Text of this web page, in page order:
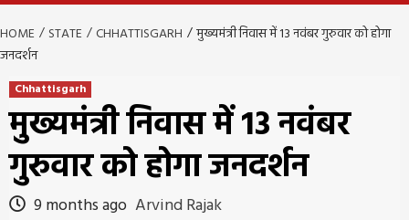
HOME STATE CHHATTISGARH
मुख्यमंत्री निवास में 13 नवंबर गुरुवार को होगा
जनदर्शन
Chhattisgarh
मुख्यमंत्री निवास में 13 नवंबर
गुरुवार को होगा जनदर्शन
9 months ago Arvind Rajak